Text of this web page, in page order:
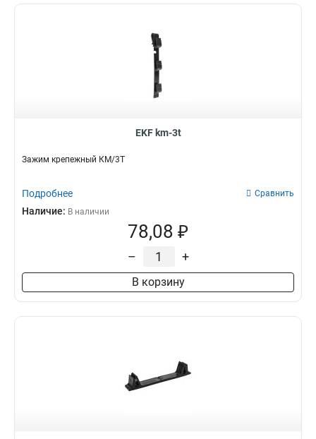
EKF km-3t
Зажим крепежный КМ/3Т
Подробнее Сравнить
Наличие: В наличии
78,08 ₽
– +
В корзину